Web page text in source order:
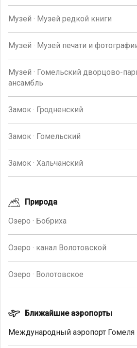
Музей · Музей редкой книги
Музей · Музей печати и
Музей · Гомельский дворцово-
ансамбль
Замок · Гродненский
Замок · Гомельский
Замок · Хальчанский
Природа
Озеро · Бобриха
Озеро · канал Волотовской
Озеро · Волотовское
Ближайшие аэропорты
Международный аэропорт Гомеля